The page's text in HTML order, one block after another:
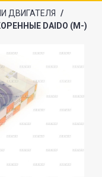
ДВИГАТЕЛЯ
/
DAIDO (М-)